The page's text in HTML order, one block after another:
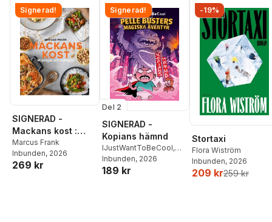
Signerad!
SIGNERAD -
Mackans kost :
Middagar och
matlådor
Marcus Frank
Inbunden, 2026
269 kr
Signerad!
Del 2
SIGNERAD -
Kopians hämnd
IJustWantToBeCool,
Joel Adolphson
Ejdemo Beer
Inbunden, 2026
189 kr
-19%
Stortaxi
Flora Wiström
Inbunden, 2026
209 kr259 kr